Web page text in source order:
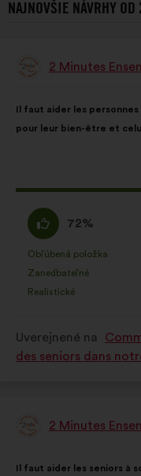
NAJNOVŠIE NÁVRHY
Návrh: 2 Minutes
návrhu:
Il faut aider les
pour leur bien-être et
rozdelením:
Súhlasím
:
72%
Obľúbená položka
:krát
Zanedbateľné
:krát
Realistické
:krát
Uverejnené na
des seniors dans
Návrh: 2 Minutes
Il faut aider les seniors à